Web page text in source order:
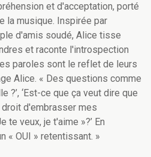
et d'acceptation, porté
la musique. Inspirée par
d'amis soudé, Alice tisse
et raconte l'introspection
paroles sont le reflet de leurs
Alice. « Des questions comme
?’, ‘Est-ce que ça veut dire que
droit d'embrasser mes
te veux, je t'aime »?’ En
« OUI » retentissant. »